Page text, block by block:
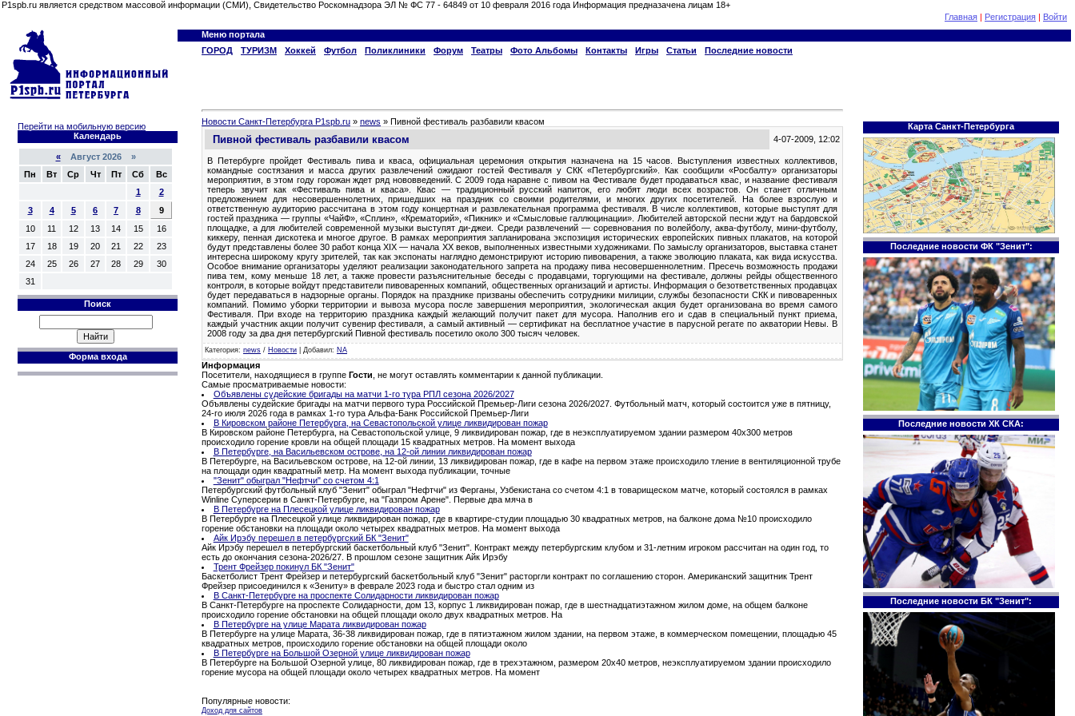
P1spb.ru является средством массовой информации (СМИ), Свидетельство Роскомнадзора ЭЛ № ФС 77 - 64849 от 10 февраля 2016 года Информация предназачена лицам 18+
Главная | Регистрация | Войти
Меню портала
ГОРОД
ТУРИЗМ Хоккей Футбол Поликлиники Форум Театры Фото Альбомы Контакты Игры Статьи Последние новости
Перейти на мобильную версию
Календарь
«Август 2026 »
Пн
Вт Ср Чт Пт Сб
Вс
1
2
3
4 5 6 7 8
9
10
11 12 13 14 15
16
17
18 19 20 21 22
23
24
25 26 27 28 29
30
31
Поиск
Форма входа
Новости Санкт-Петербурга P1spb.ru » news » Пивной фестиваль разбавили квасом
Пивной фестиваль разбавили квасом 4-07-2009, 12:02
В Петербурге пройдет Фестиваль пива и кваса, официальная церемония открытия назначена на 15 часов. Выступления известных коллективов,
командные состязания и масса других развлечений ожидают гостей Фестиваля у СКК «Петербургский». Как сообщили «Росбалту» организаторы
мероприятия, в этом году горожан ждет ряд нововведений. С 2009 года наравне с пивом на Фестивале будет продаваться квас, и название фестиваля
теперь звучит как «Фестиваль пива и кваса». Квас — традиционный русский напиток, его любят люди всех возрастов. Он станет отличным
предложением для несовершеннолетних, пришедших на праздник со своими родителями, и многих других посетителей. На более взрослую и
ответственную аудиторию рассчитана в этом году концертная и развлекательная программа фестиваля. В числе коллективов, которые выступят для
гостей праздника — группы «ЧайФ», «Сплин», «Крематорий», «Пикник» и «Смысловые галлюцинации». Любителей авторской песни ждут на бардовской
площадке, а для любителей современной музыки выступят ди-джеи. Среди развлечений — соревнования по волейболу, аква-футболу, мини-футболу,
киккеру, пенная дискотека и многое другое. В рамках мероприятия запланирована экспозиция исторических европейских пивных плакатов, на которой
будут представлены более 30 работ конца XIX — начала XX веков, выполненных известными художниками. По замыслу организаторов, выставка станет
интересна широкому кругу зрителей, так как экспонаты наглядно демонстрируют историю пивоварения, а также эволюцию плаката, как вида искусства.
Особое внимание организаторы уделяют реализации законодательного запрета на продажу пива несовершеннолетним. Пресечь возможность продажи
пива тем, кому меньше 18 лет, а также провести разъяснительные беседы с продавцами, торгующими на фестивале, должны рейды общественного
контроля, в которые войдут представители пивоваренных компаний, общественных организаций и артисты. Информация о безответственных продавцах
будет передаваться в надзорные органы. Порядок на празднике призваны обеспечить сотрудники милиции, службы безопасности СКК и пивоваренных
компаний. Помимо уборки территории и вывоза мусора после завершения мероприятия, экологическая акция будет организована во время самого
Фестиваля. При входе на территорию праздника каждый желающий получит пакет для мусора. Наполнив его и сдав в специальный пункт приема,
каждый участник акции получит сувенир фестиваля, а самый активный — сертификат на бесплатное участие в парусной регате по акватории Невы. В
2008 году за два дня петербургский Пивной фестиваль посетило около 300 тысяч человек.
Категория: news / Новости Добавил: NA
Информация
Посетители, находящиеся в группе Гости , не могут оставлять комментарии к данной публикации.
Самые просматриваемые новости:
Объявлены судейские бригады на матчи 1-го тура РПЛ сезона 2026/2027
Объявлены судейские бригады на матчи первого тура Российской Премьер-Лиги сезона 2026/2027. Футбольный матч, который состоится уже в пятницу,
24-го июля 2026 года в рамках 1-го тура Альфа-Банк Российской Премьер-Лиги
В Кировском районе Петербурга, на Севастопольской улице ликвидирован пожар
В Кировском районе Петербурга, на Севастопольской улице, 9 ликвидирован пожар, где в неэксплуатируемом здании размером 40х300 метров
происходило горение кровли на общей площади 15 квадратных метров. На момент выхода
В Петербурге, на Васильевском острове, на 12-ой линии ликвидирован пожар
В Петербурге, на Васильевском острове, на 12-ой линии, 13 ликвидирован пожар, где в кафе на первом этаже происходило тление в вентиляционной трубе
на площади один квадратный метр. На момент выхода публикации, точные
"Зенит" обыграл "Нефтчи" со счетом 4:1
Петербургский футбольный клуб "Зенит" обыграл "Нефтчи" из Ферганы, Узбекистана со счетом 4:1 в товарищеском матче, который состоялся в рамках
Winline Суперсерии в Санкт-Петербурге, на "Газпром Арене". Первые два мяча в
В Петербурге на Плесецкой улице ликвидирован пожар
В Петербурге на Плесецкой улице ликвидирован пожар, где в квартире-студии площадью 30 квадратных метров, на балконе дома №10 происходило
горение обстановки на площади около четырех квадратных метров. На момент выхода
Айк Ирэбу перешел в петербургский БК "Зенит"
Айк Ирэбу перешел в петербургский баскетбольный клуб "Зенит". Контракт между петербургским клубом и 31-летним игроком рассчитан на один год, то
есть до окончания сезона-2026/27. В прошлом сезоне защитник Айк Ирэбу
Трент Фрейзер покинул БК "Зенит"
Баскетболист Трент Фрейзер и петербургский баскетбольный клуб "Зенит" расторгли контракт по соглашению сторон. Американский защитник Трент
Фрейзер присоединился к «Зениту» в феврале 2023 года и быстро стал одним из
В Санкт-Петербурге на проспекте Солидарности ликвидирован пожар
В Санкт-Петербурге на проспекте Солидарности, дом 13, корпус 1 ликвидирован пожар, где в шестнадцатиэтажном жилом доме, на общем балконе
происходило горение обстановки на общей площади около двух квадратных метров. На
В Петербурге на улице Марата ликвидирован пожар
В Петербурге на улице Марата, 36-38 ликвидирован пожар, где в пятиэтажном жилом здании, на первом этаже, в коммерческом помещении, площадью 45
квадратных метров, происходило горение обстановки на общей площади около
В Петербурге на Большой Озерной улице ликвидирован пожар
В Петербурге на Большой Озерной улице, 80 ликвидирован пожар, где в трехэтажном, размером 20х40 метров, неэксплуатируемом здании происходило
горение мусора на общей площади около четырех квадратных метров. На момент
Популярные новости:
Доход для сайтов
Карта Санкт-Петербурга
Последние новости ФК "Зенит":
Последние новости ХК СКА:
Последние новости БК "Зенит":